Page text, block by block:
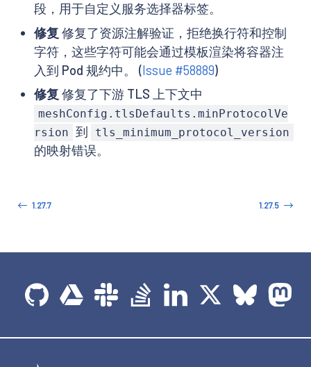
段，用于自定义服务选择器标签。
修复 修复了资源注解验证，拒绝换行符和控制
字符，这些字符可能会通过模板渲染将容器注
入到 Pod 规约中。 (Issue #58889)
修复 修复了下游 TLS 上下文中
meshConfig.tlsDefaults.minProtocolVe
rsion 到 tls_minimum_protocol_version
的映射错误。
1.27.7 1.27.5